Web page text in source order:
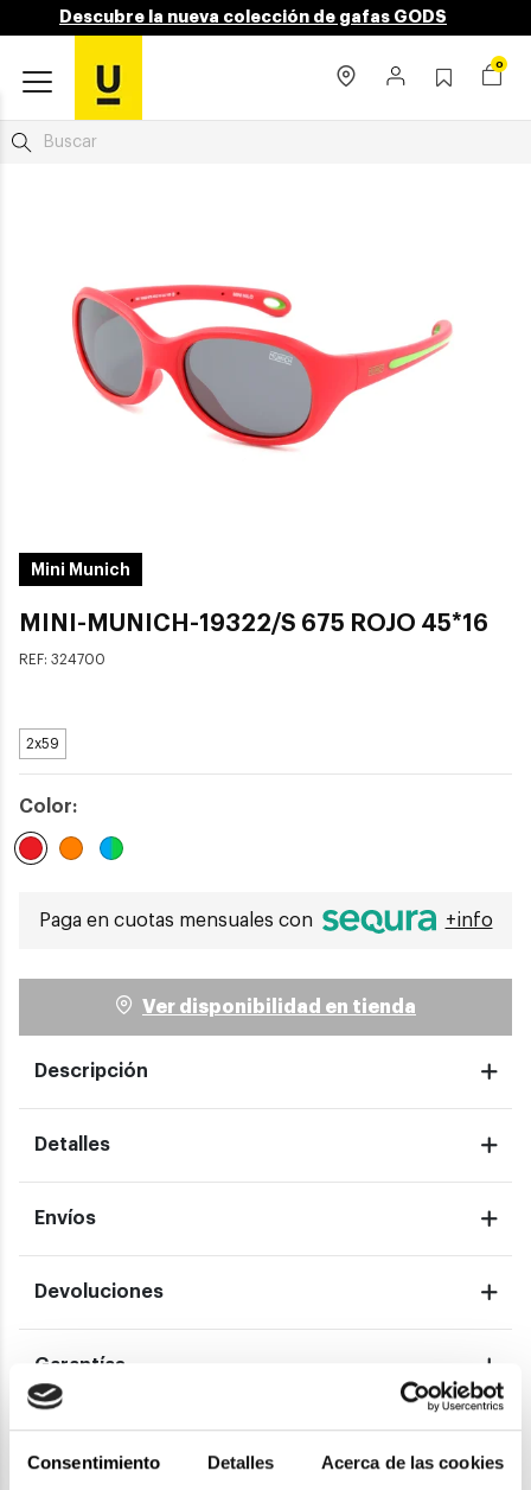
Consentimiento Detalles Acerca de las cookies
Descubre la nueva colección de gafas GODS
0
Mini Munich
MINI-MUNICH-19322/S 675 ROJO 45*16
REF: 324700
2x59
Color:
Paga en cuotas mensuales con +info
Ver disponibilidad en tienda
Descripción
Detalles
Envíos
Devoluciones
Garantías
También te puede gustar